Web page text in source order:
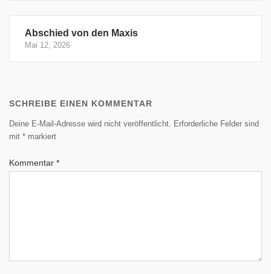
Abschied von den Maxis
Mai 12, 2026
SCHREIBE EINEN KOMMENTAR
Deine E-Mail-Adresse wird nicht veröffentlicht. Erforderliche Felder sind
mit * markiert
Kommentar *